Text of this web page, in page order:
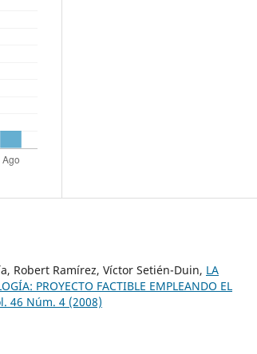
Robert Ramírez, Víctor Setién-Duin, LA
PROYECTO FACTIBLE EMPLEANDO EL
46 Núm. 4 (2008)